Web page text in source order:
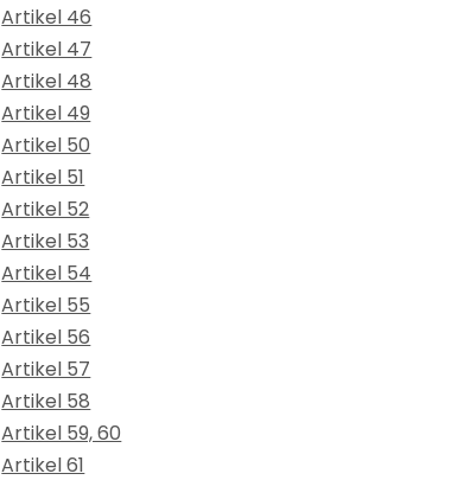
Artikel 46
Artikel 47
Artikel 48
Artikel 49
Artikel 50
Artikel 51
Artikel 52
Artikel 53
Artikel 54
Artikel 55
Artikel 56
Artikel 57
Artikel 58
Artikel 59, 60
Artikel 61